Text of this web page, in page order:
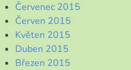
Červenec 2015
Červen 2015
Květen 2015
Duben 2015
Březen 2015